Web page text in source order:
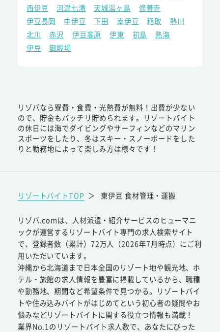
西伊豆
河津七滝 天城湯ヶ島
修善寺
伊豆長岡
中伊豆 下田 南伊豆 稲取
熱川
北川
赤沢 伊豆高原 伊東 初島
熱海
伊豆
御殿場
リゾバなら寮費・食費・光熱費が無料！出費が少ない
ので、貯金もバッチリ貯められます。リゾートバイト
の休日には海でダイビングやサーフィンなどのマリン
スポーツをしたり、冬はスキー・スノーボードをした
りと勤務地によって楽しみ方は様々です！
リゾートバイトTOP ＞ 東伊豆 食材管理・運搬
リゾバ.comは、人材派遣・紹介サービスのヒューマニ
ックが運営するリゾートバイト専門の求人検索サイト
で、登録者数（累計）72万人（2026年7月時点）にご利
用いただいています。
沖縄から北海道まで日本全国のリゾート地や観光地、ホ
テル・旅館の求人情報を豊富に掲載しているから、職種
や勤務地、期間など希望条件で見つかる。リゾートバイ
トや住み込みバイトがはじめてという初心者の疑問やお
悩みなどリゾートバイトに関する役立つ情報も満載！
業界No.1のリゾートバイト求人数で、あなたにぴった